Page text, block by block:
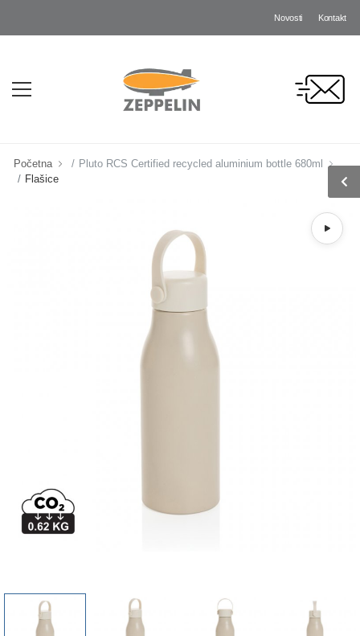
Novosti Kontakt
Početna
Pluto RCS Certified recycled aluminium bottle 680ml
Flašice